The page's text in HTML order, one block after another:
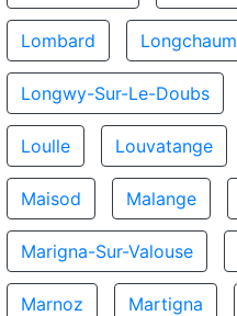
Lombard
Longwy-Sur-Le-Doubs
Loulle Louvatange
Maisod Malange
Marigna-Sur-Valouse
Marnoz Martigna